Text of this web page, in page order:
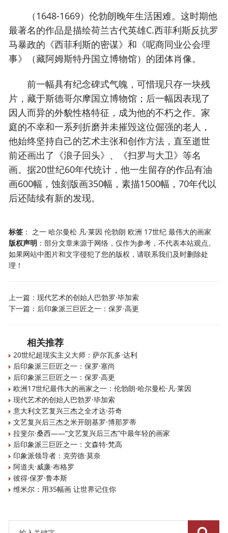
（1648-1669）伦勃朗晚年生活困难。这时期他
最著名的作品是描绘荷兰古代英雄C.西菲利斯反抗罗
马暴政的《西菲利斯的密谋》和《呢商同业公会理
事》（藏阿姆斯特丹国立博物馆）的团体肖像。
前一幅具有纪念碑式气魄，可惜现只存一块残
片，藏于斯德哥尔摩国立博物馆；后一幅因表现了
因人而异的外貌性格特征，成为他的不朽之作。家
庭的不幸和一系列折磨并未摧毁这位倔强的老人，
他始终坚持自己的艺术主张和创作方法，直至逝世
前还画出了《浪子回头》、《扫罗与大卫》等名
画。据20世纪60年代统计，他一生留存的作品有油
画600幅，蚀刻版画350幅，素描1500幅，70年代以
后还陆续有新的发现。
标签 ： 之一 哈尔曼松 凡·莱因 伦勃朗 欧洲 17世纪 最伟大的画家
版权声明 ：部分文章来源于网络，仅作为参考，不代表本站观点。
如果网站中图片和文字侵犯了您的版权，请联系我们及时删除处
理！
上一篇：现代艺术的创始人巴勃罗·毕加索
下一篇： 后印象派三巨匠之一：保罗·高更
相关推荐
20世纪超现实主义大师：萨尔瓦多·达利
后印象派三巨匠之一：保罗·塞尚
后印象派三巨匠之一：保罗·高更
欧洲17世纪最伟大的画家之一：伦勃朗·哈尔曼松·凡·莱因
现代艺术的创始人巴勃罗·毕加索
意大利文艺复兴三杰之全才达·芬奇
文艺复兴后三杰之米开朗基罗·博那罗蒂
拉斐尔·桑西——“文艺复兴后三杰”中最年轻的画家
后印象派三巨匠之一：文森特·梵高
印象派领导者：克劳德·莫奈
阿道夫·威廉·布格罗
彼得·保罗·鲁本斯
维米尔：用35幅画 让世界记住你